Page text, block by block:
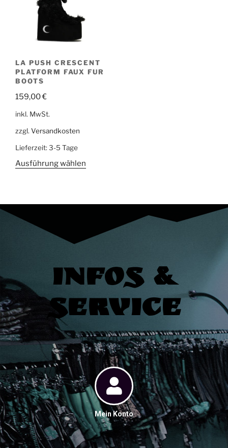
LA PUSH CRESCENT
PLATFORM FAUX FUR
BOOTS
159,00€
inkl. MwSt.
zzgl. Versandkosten
Lieferzeit: 3-5 Tage
Ausführung wählen
Infos &
Service
Mein Konto